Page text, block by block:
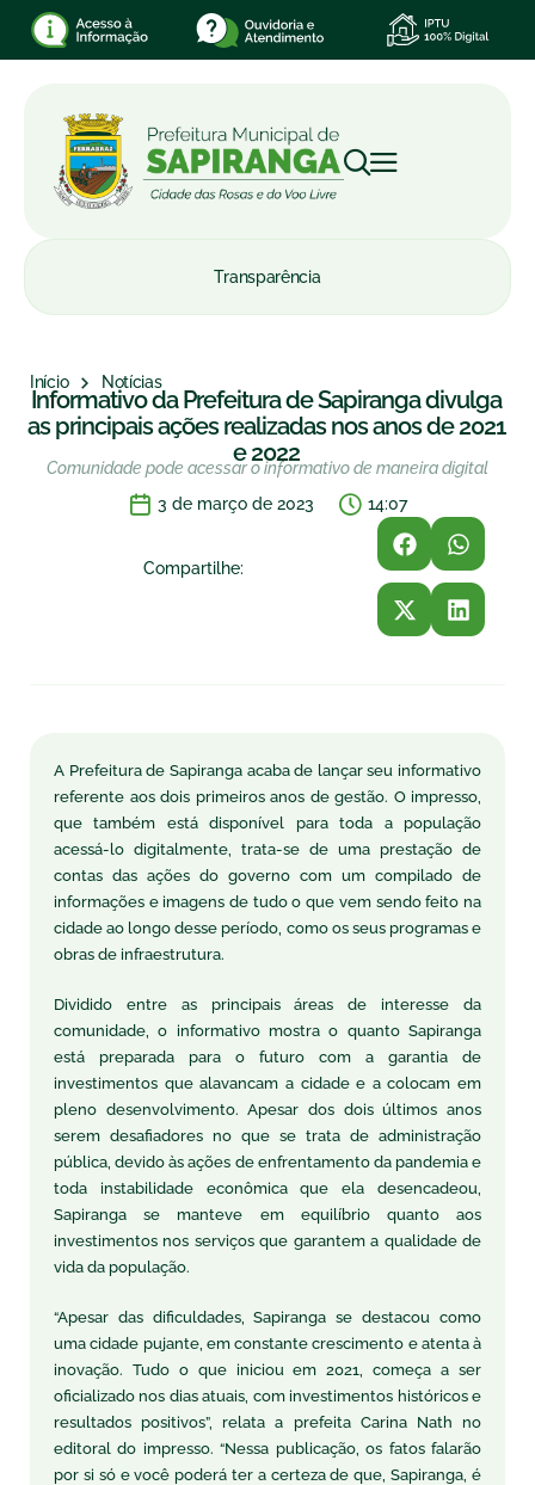
Transparência
Início Notícias
Informativo da Prefeitura de Sapiranga divulga
as principais ações realizadas nos anos de 2021
e 2022
Comunidade pode acessar o informativo de maneira digital
3 de março de 2023
14:07
Compartilhe:
A Prefeitura de Sapiranga acaba de lançar seu informativo
referente aos dois primeiros anos de gestão. O impresso,
que também está disponível para toda a população
acessá-lo digitalmente, trata-se de uma prestação de
contas das ações do governo com um compilado de
informações e imagens de tudo o que vem sendo feito na
cidade ao longo desse período, como os seus programas e
obras de infraestrutura.
Dividido entre as principais áreas de interesse da
comunidade, o informativo mostra o quanto Sapiranga
está preparada para o futuro com a garantia de
investimentos que alavancam a cidade e a colocam em
pleno desenvolvimento. Apesar dos dois últimos anos
serem desafiadores no que se trata de administração
pública, devido às ações de enfrentamento da pandemia e
toda instabilidade econômica que ela desencadeou,
Sapiranga se manteve em equilíbrio quanto aos
investimentos nos serviços que garantem a qualidade de
vida da população.
“Apesar das dificuldades, Sapiranga se destacou como
uma cidade pujante, em constante crescimento e atenta à
inovação. Tudo o que iniciou em 2021, começa a ser
oficializado nos dias atuais, com investimentos históricos e
resultados positivos”, relata a prefeita Carina Nath no
editoral do impresso. “Nessa publicação, os fatos falarão
por si só e você poderá ter a certeza de que, Sapiranga, é